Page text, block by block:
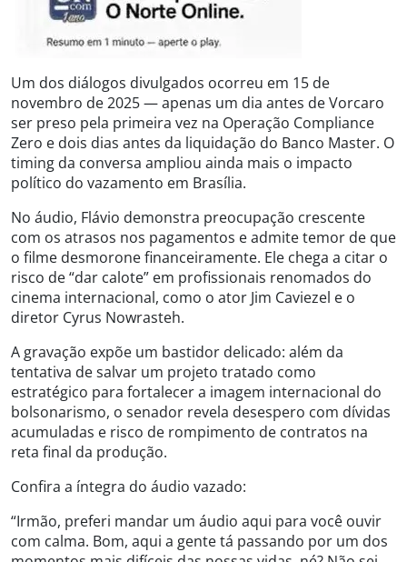
Um dos diálogos divulgados ocorreu em 15 de
novembro de 2025 — apenas um dia antes de Vorcaro
ser preso pela primeira vez na Operação Compliance
Zero e dois dias antes da liquidação do Banco Master. O
timing da conversa ampliou ainda mais o impacto
político do vazamento em Brasília.
No áudio, Flávio demonstra preocupação crescente
com os atrasos nos pagamentos e admite temor de que
o filme desmorone financeiramente. Ele chega a citar o
risco de “dar calote” em profissionais renomados do
cinema internacional, como o ator Jim Caviezel e o
diretor Cyrus Nowrasteh.
A gravação expõe um bastidor delicado: além da
tentativa de salvar um projeto tratado como
estratégico para fortalecer a imagem internacional do
bolsonarismo, o senador revela desespero com dívidas
acumuladas e risco de rompimento de contratos na
reta final da produção.
Confira a íntegra do áudio vazado:
“Irmão, preferi mandar um áudio aqui para você ouvir
com calma. Bom, aqui a gente tá passando por um dos